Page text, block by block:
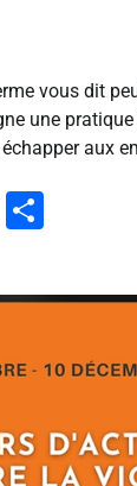
vous dit
une
aux
Email